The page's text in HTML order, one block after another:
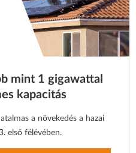
mint 1 gigawattal
kapacitás
a növekedés a hazai
első félévében.